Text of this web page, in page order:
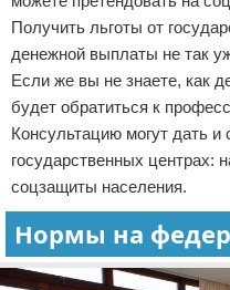
Получить льготы от
денежной выплаты не так
Если же вы не знаете, как
будет обратиться к
Консультацию могут дать
государственных
соцзащиты населения.
Нормы на